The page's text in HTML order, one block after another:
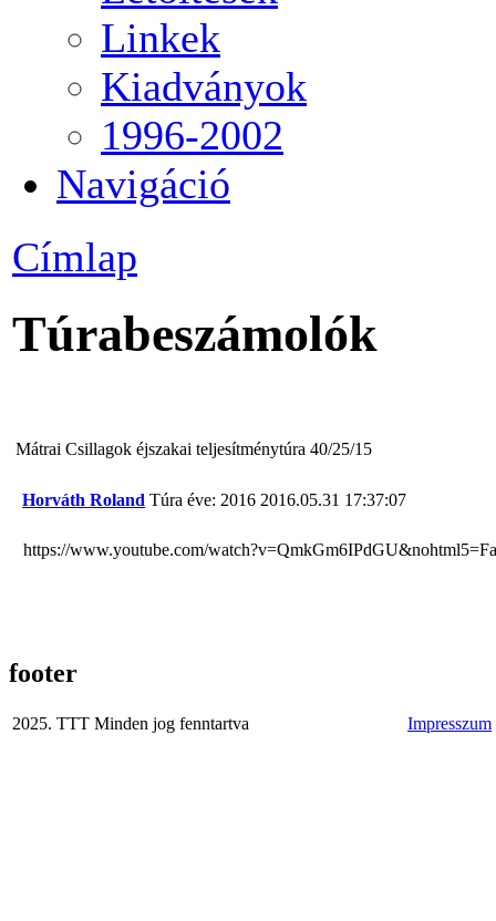
Linkek
Kiadványok
1996-2002
Navigáció
Címlap
Túrabeszámolók
Mátrai Csillagok éjszakai teljesítménytúra 40/25/15
Horváth Roland Túra éve: 2016 2016.05.31 17:37:07
https://www.youtube.com/
footer
2025. TTT Minden jog fenntartva Impresszum